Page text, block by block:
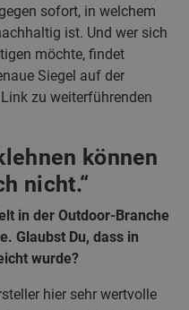
sofort, in welchem
ist. Und wer sich
möchte, findet
Siegel auf der
zu weiterführenden
können
nicht.“
in der Outdoor-Branche
Glaubst Du, dass in
wurde?
hier sehr wertvolle